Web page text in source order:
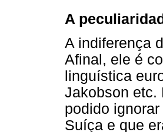
A
A indiferença
Afinal, ele é
linguística
Jakobson etc.
podido
Suíça e que